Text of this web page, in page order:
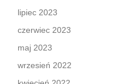
lipiec 2023
czerwiec 2023
maj 2023
wrzesień 2022